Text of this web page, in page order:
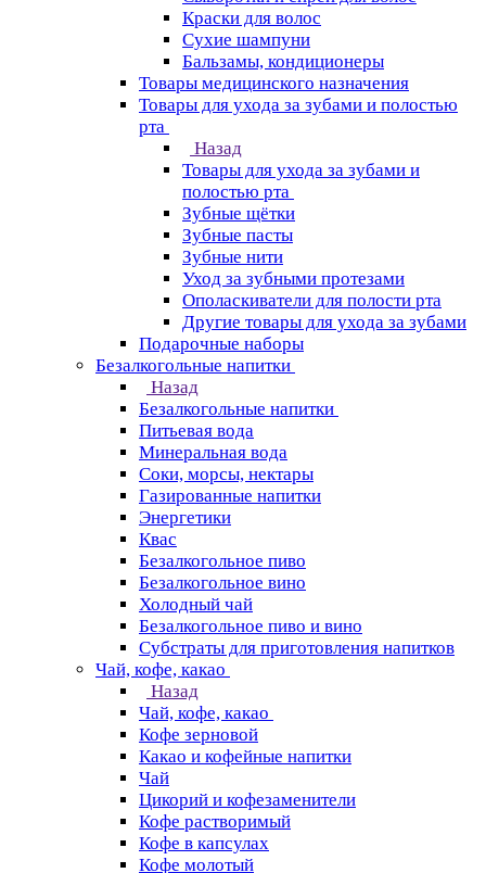
Краски для волос
Сухие шампуни
Бальзамы, кондиционеры
Товары медицинского назначения
Товары для ухода за зубами и полостью
рта
Назад
Товары для ухода за зубами и
полостью рта
Зубные щётки
Зубные пасты
Зубные нити
Уход за зубными протезами
Ополаскиватели для полости рта
Другие товары для ухода за зубами
Подарочные наборы
Безалкогольные напитки
Назад
Безалкогольные напитки
Питьевая вода
Минеральная вода
Соки, морсы, нектары
Газированные напитки
Энергетики
Квас
Безалкогольное пиво
Безалкогольное вино
Холодный чай
Безалкогольное пиво и вино
Субстраты для приготовления напитков
Чай, кофе, какао
Назад
Чай, кофе, какао
Кофе зерновой
Какао и кофейные напитки
Чай
Цикорий и кофезаменители
Кофе растворимый
Кофе в капсулах
Кофе молотый